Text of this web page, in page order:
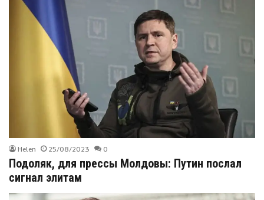
Helen 25/08/2023 0
Подоляк, для прессы Молдовы: Путин послал
сигнал элитам